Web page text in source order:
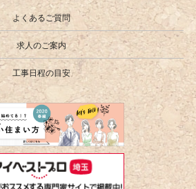
よくあるご質問
求人のご案内
工事日程の目安